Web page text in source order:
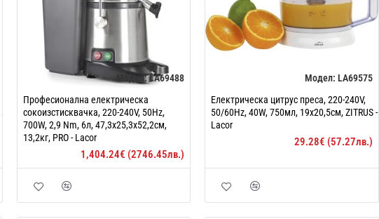
Модел:LA69488
Професионална електрическа
сокоизстисквачка, 220-240V, 50Hz,
700W, 2,9 Nm, 6л, 47,3x25,3x52,2см,
13,2кг, PRO - Lacor
1,404.24€ (2746.45лв.)
Модел: LA69575
Електрическа цитрус преса, 220-240V,
50/60Hz, 40W, 750мл, 19x20,5см, ZITRUS -
Lacor
29.28€ (57.27лв.)